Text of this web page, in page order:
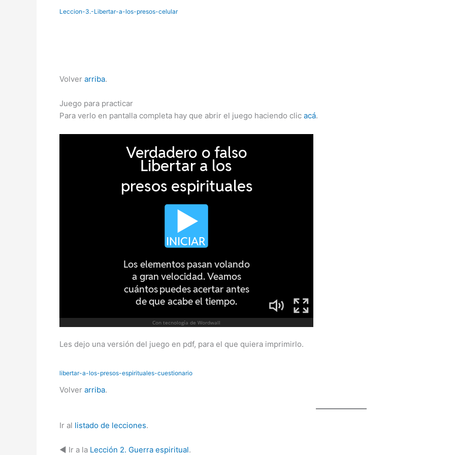
Leccion-3.-Libertar-a-los-presos-celular
Volver arriba.
Juego para practicar
Para verlo en pantalla completa hay que abrir el juego haciendo clic acá.
Les dejo una versión del juego en pdf, para el que quiera imprimirlo.
libertar-a-los-presos-espirituales-cuestionario
Volver arriba.
Ir al listado de lecciones.
◄ Ir a la Lección 2. Guerra espiritual.